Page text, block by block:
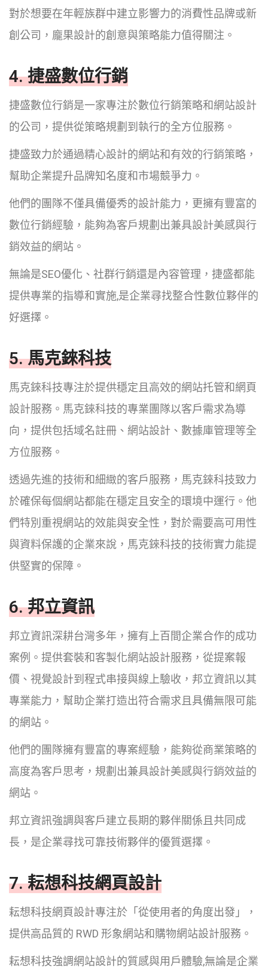
對於想要在年輕族群中建立影響力的消費性品牌或新
創公司，龐果設計的創意與策略能力值得關注。
4. 捷盛數位行銷
捷盛數位行銷是一家專注於數位行銷策略和網站設計
的公司，提供從策略規劃到執行的全方位服務。
捷盛致力於通過精心設計的網站和有效的行銷策略，
幫助企業提升品牌知名度和市場競爭力。
他們的團隊不僅具備優秀的設計能力，更擁有豐富的
數位行銷經驗，能夠為客戶規劃出兼具設計美感與行
銷效益的網站。
無論是SEO優化、社群行銷還是內容管理，捷盛都能
提供專業的指導和實施,是企業尋找整合性數位夥伴的
好選擇。
5. 馬克錸科技
馬克錸科技專注於提供穩定且高效的網站托管和網頁
設計服務。馬克錸科技的專業團隊以客戶需求為導
向，提供包括域名註冊、網站設計、數據庫管理等全
方位服務。
透過先進的技術和細緻的客戶服務，馬克錸科技致力
於確保每個網站都能在穩定且安全的環境中運行。他
們特別重視網站的效能與安全性，對於需要高可用性
與資料保護的企業來說，馬克錸科技的技術實力能提
供堅實的保障。
6. 邦立資訊
邦立資訊深耕台灣多年，擁有上百間企業合作的成功
案例。提供套裝和客製化網站設計服務，從提案報
價、視覺設計到程式串接與線上驗收，邦立資訊以其
專業能力，幫助企業打造出符合需求且具備無限可能
的網站。
他們的團隊擁有豐富的專案經驗，能夠從商業策略的
高度為客戶思考，規劃出兼具設計美感與行銷效益的
網站。
邦立資訊強調與客戶建立長期的夥伴關係且共同成
長，是企業尋找可靠技術夥伴的優質選擇。
7. 耘想科技網頁設計
耘想科技網頁設計專注於「從使用者的角度出發」，
提供高品質的 RWD 形象網站和購物網站設計服務。
耘想科技強調網站設計的質感與用戶體驗,無論是企業